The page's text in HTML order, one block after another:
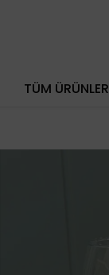
TÜM ÜRÜNLER